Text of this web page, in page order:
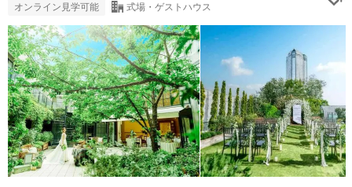
オンライン見学可能 式場・ゲストハウス